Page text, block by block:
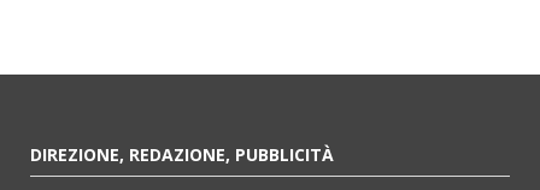
DIREZIONE, REDAZIONE, PUBBLICITÀ